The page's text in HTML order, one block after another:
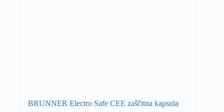
BRUNNER Electro Safe CEE zaščitna kapsula